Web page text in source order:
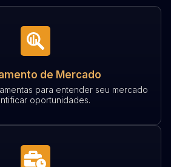
de Mercado
para entender seu mercado
oportunidades.